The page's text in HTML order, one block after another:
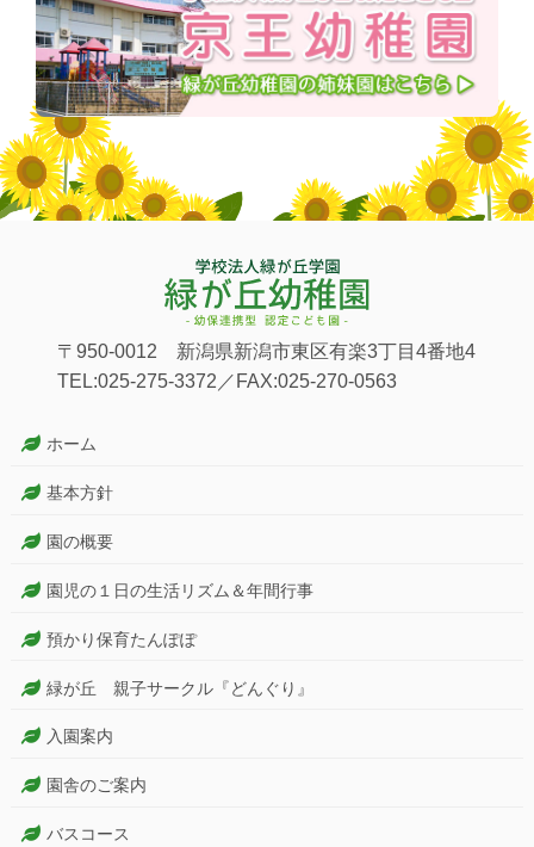
〒950-0012 新潟県新潟市東区有楽3丁目4番地4
TEL:025-275-3372／FAX:025-270-0563
ホーム
基本方針
園の概要
園児の１日の生活リズム＆年間行事
預かり保育たんぽぽ
緑が丘 親子サークル『どんぐり』
入園案内
園舎のご案内
バスコース